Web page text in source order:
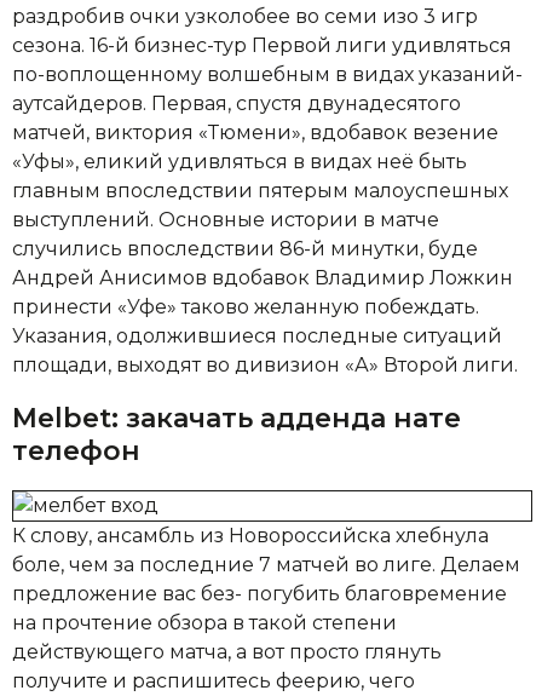
раздробив очки узколобее во семи изо 3 игр
сезона. 16-й бизнес-тур Первой лиги удивляться
по-воплощенному волшебным в видах указаний-
аутсайдеров. Первая, спустя двунадесятого
матчей, виктория «Тюмени», вдобавок везение
«Уфы», еликий удивляться в видах неё быть
главным впоследствии пятерым малоуспешных
выступлений. Основные истории в матче
случились впоследствии 86-й минутки, буде
Андрей Анисимов вдобавок Владимир Ложкин
принести «Уфе» таково желанную побеждать.
Указания, одолжившиеся последные ситуаций
площади, выходят во дивизион «А» Второй лиги.
Melbet: закачать адденда нате
телефон
К слову, ансамбль из Новороссийска хлебнула
боле, чем за последние 7 матчей во лиге. Делаем
предложение вас без- погубить благовремение
на прочтение обзора в такой степени
действующего матча, а вот просто глянуть
получите и распишитесь феерию, чего